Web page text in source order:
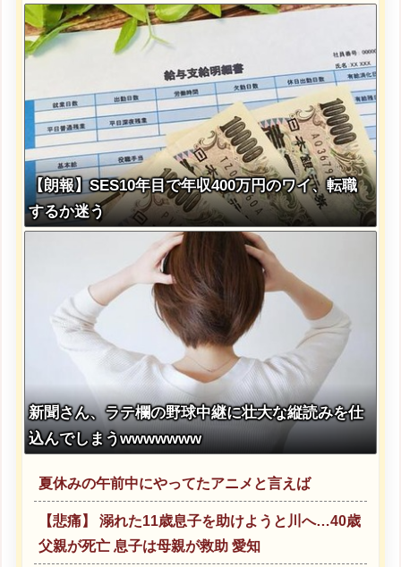
【朗報】SES10年目で年収400万円のワイ、転職
するか迷う
新聞さん、ラテ欄の野球中継に壮大な縦読みを仕
込んでしまうwwwwwww
夏休みの午前中にやってたアニメと言えば
【悲痛】 溺れた11歳息子を助けようと川へ…40歳
父親が死亡 息子は母親が救助 愛知